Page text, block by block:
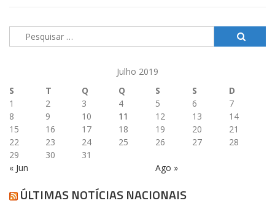
Pesquisar
por:
Julho 2019
S
T Q Q S S D
« Jun Ago »
1 2 3 4 5 6
7
8
9 10 11 12 13
14
15
16 17 18 19 20
21
22
23 24 25 26 27
28
29
30 31
ÚLTIMAS NOTÍCIAS NACIONAIS